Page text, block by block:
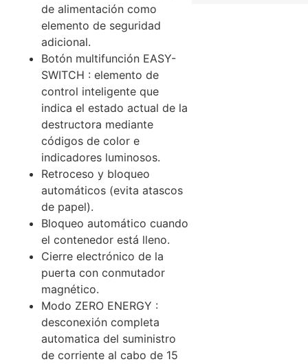
de alimentación como
elemento de seguridad
adicional.
Botón multifunción EASY-
SWITCH : elemento de
control inteligente que
indica el estado actual de la
destructora mediante
códigos de color e
indicadores luminosos.
Retroceso y bloqueo
automáticos (evita atascos
de papel).
Bloqueo automático cuando
el contenedor está lleno.
Cierre electrónico de la
puerta con conmutador
magnético.
Modo ZERO ENERGY :
desconexión completa
automatica del suministro
de corriente al cabo de 15